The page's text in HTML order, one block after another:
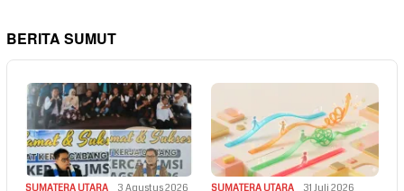
BERITA SUMUT
SUMATERA UTARA 3 Agustus 2026 SUMATERA UTARA 31 Juli 2026